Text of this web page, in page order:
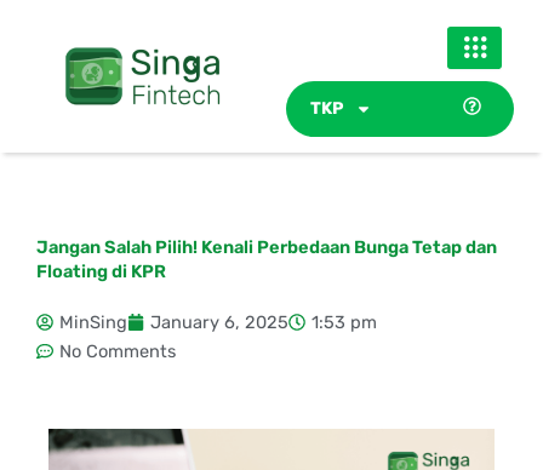
TKP
Jangan Salah Pilih! Kenali Perbedaan Bunga Tetap dan
Floating di KPR
MinSing January 6, 2025
1:53 pm
No Comments